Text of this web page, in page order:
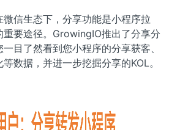
微信生态下，分享功能是小程序拉
重要途径。GrowingIO推出了分享分
目了然看到您小程序的分享获客、
数据，并进一步挖掘分享的KOL。